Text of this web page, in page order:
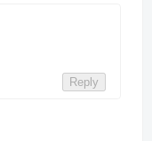
Reply